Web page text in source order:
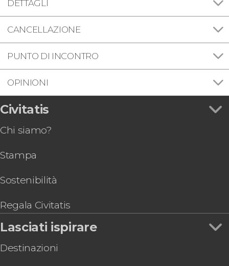
DETTAGLI
CANCELLAZIONE
PUNTO DI INCONTRO
OPINIONI
Civitatis
Chi siamo?
Stampa
Sostenibilità
Regala Civitatis
Lasciati ispirare
Destinazioni